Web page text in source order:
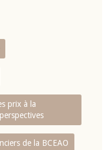
prix à la
de la BCEAO